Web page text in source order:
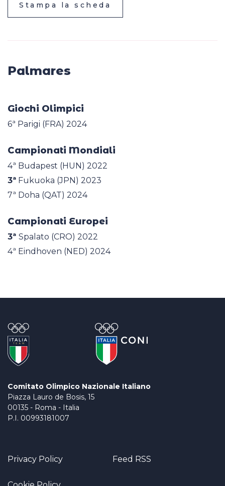
Stampa la scheda
Palmares
Giochi Olimpici
6ª Parigi (FRA) 2024
Campionati Mondiali
4ª Budapest (HUN) 2022
3ª Fukuoka (JPN) 2023
7ª Doha (QAT) 2024
Campionati Europei
3ª Spalato (CRO) 2022
4ª Eindhoven (NED) 2024
Comitato Olimpico Nazionale Italiano
Piazza Lauro de Bosis, 15
00135 - Roma - Italia
P.I. 00993181007
Privacy Policy Feed RSS